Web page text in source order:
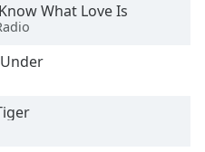
What Love Is